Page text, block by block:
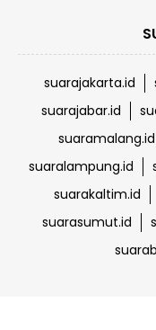
suarajakarta.id
suarajabar.id
suaramalang.id
suaralampung.id
suarakaltim.id
suarasumut.id